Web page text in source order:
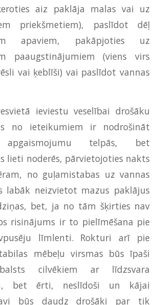
aiz paklāja malas vai uz
priekšmetiem), paslīdot dēļ
apaviem, pakāpjoties uz
paaugstinājumiem (viens virs
vai ķeblīši) vai paslīdot vannas
ieviestu veselībai drošāku
no ieteikumiem ir nodrošināt
apgaismojumu telpās, bet
lieti noderēs, pārvietojoties nakts
no guļamistabas uz vannas
labāk neizvietot mazus paklājus
bet, ja no tām šķirties nav
risinājums ir to pielīmēšana pie
līmlenti. Rokturi arī pie
mēbeļu virsmas būs īpaši
cilvēkiem ar līdzsvara
bet ērti, neslīdoši un kājai
būs daudz drošāki par tik